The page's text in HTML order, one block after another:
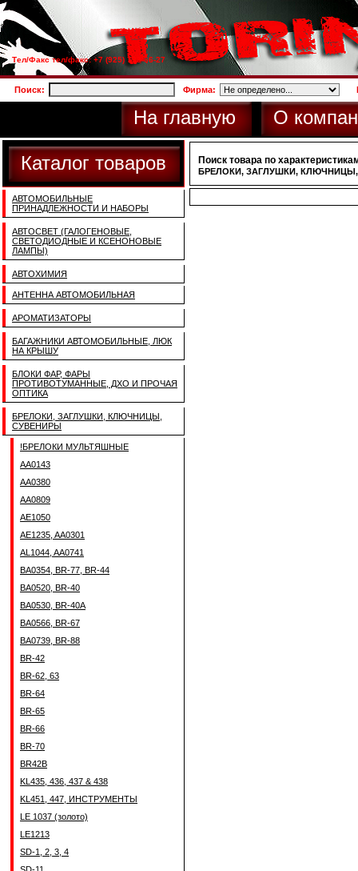
Тел/Факс тел/факс: +7 (925) 733-66-27
Поиск: Фирма:
На главную О
Каталог товаров
АВТОМОБИЛЬНЫЕ
ПРИНАДЛЕЖНОСТИ И НАБОРЫ
АВТОСВЕТ (ГАЛОГЕНОВЫЕ,
СВЕТОДИОДНЫЕ И КСЕНОНОВЫЕ
ЛАМПЫ)
АВТОХИМИЯ
АНТЕННА АВТОМОБИЛЬНАЯ
АРОМАТИЗАТОРЫ
БАГАЖНИКИ АВТОМОБИЛЬНЫЕ, ЛЮК
НА КРЫШУ
БЛОКИ ФАР, ФАРЫ
ПРОТИВОТУМАННЫЕ, ДХО И ПРОЧАЯ
ОПТИКА
БРЕЛОКИ, ЗАГЛУШКИ, КЛЮЧНИЦЫ,
СУВЕНИРЫ
!БРЕЛОКИ МУЛЬТЯШНЫЕ
AA0143
AA0380
AA0809
AE1050
AE1235, AA0301
AL1044, AA0741
BA0354, BR-77, BR-44
BA0520, BR-40
BA0530, BR-40A
BA0566, BR-67
BA0739, BR-88
BR-42
BR-62, 63
BR-64
BR-65
BR-66
BR-70
BR42B
KL435, 436, 437 & 438
KL451, 447, ИНСТРУМЕНТЫ
LE 1037 (золото)
LE1213
SD-1, 2, 3, 4
Поиск товара по
БРЕЛОКИ, ЗАГЛУШКИ,